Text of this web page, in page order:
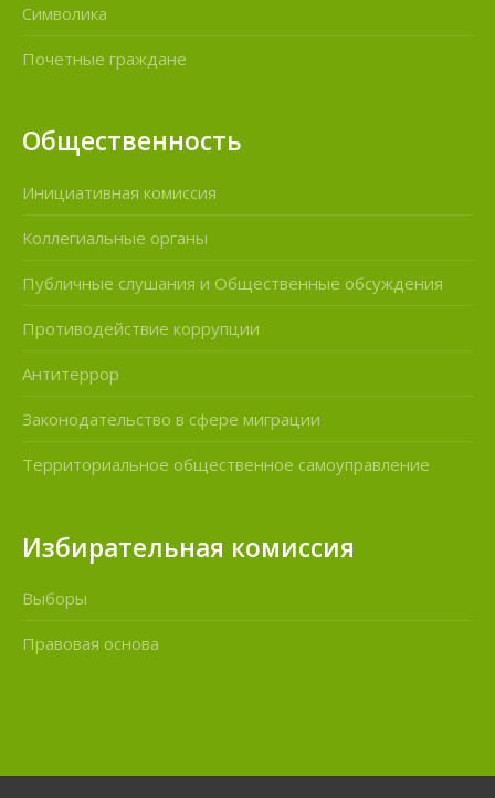
Символика
Почетные граждане
Общественность
Инициативная комиссия
Коллегиальные органы
Публичные слушания и Общественные обсуждения
Противодействие коррупции
Антитеррор
Законодательство в сфере миграции
Территориальное общественное самоуправление
Избирательная комиссия
Выборы
Правовая основа